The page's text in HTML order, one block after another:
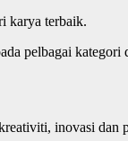
karya terbaik.
pelbagai kategori
inovasi dan